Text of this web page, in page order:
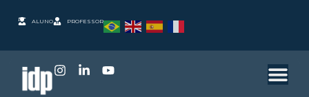
ALUNO PROFESSOR